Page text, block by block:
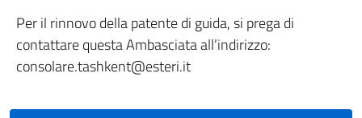
Per il rinnovo della patente di guida, si prega di
contattare questa Ambasciata all’indirizzo:
consolare.tashkent@esteri.it